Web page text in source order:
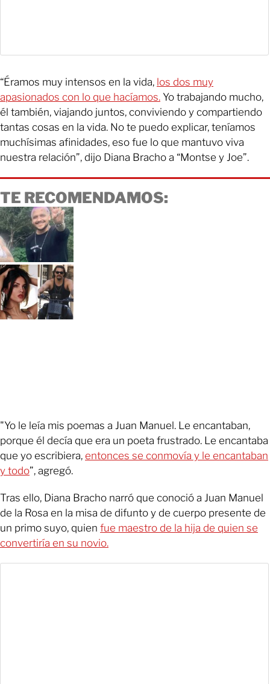
“Éramos muy intensos en la vida, los dos muy
apasionados con lo que hacíamos. Yo trabajando mucho,
él también, viajando juntos, conviviendo y compartiendo
tantas cosas en la vida. No te puedo explicar, teníamos
muchísimas afinidades, eso fue lo que mantuvo viva
nuestra relación”, dijo Diana Bracho a “Montse y Joe”.
TE RECOMENDAMOS:
"Yo le leía mis poemas a Juan Manuel. Le encantaban,
porque él decía que era un poeta frustrado. Le encantaba
que yo escribiera, entonces se conmovía y le encantaban
y todo”, agregó.
Tras ello, Diana Bracho narró que conoció a Juan Manuel
de la Rosa en la misa de difunto y de cuerpo presente de
un primo suyo, quien fue maestro de la hija de quien se
convertiría en su novio.